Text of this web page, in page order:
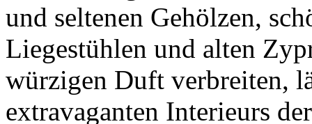
und seltenen Gehölzen,
Liegestühlen und alten
würzigen Duft verbreiten,
extravaganten Interieurs